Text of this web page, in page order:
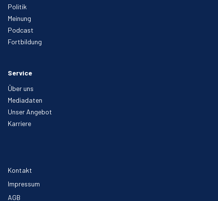
Politik
Meinung
Podcast
Fortbildung
Service
Über uns
Mediadaten
Unser Angebot
Karriere
Kontakt
Impressum
AGB